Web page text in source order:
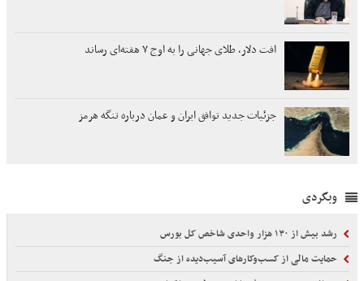
افت دلار، طلای جهانی را به اوج ۷ هفته‌ای رساند
جزئیات جدید توافق ایران و عمان درباره تنگه هرمز
وبگردی
رشد بیش از ۱۳۰ هزار واحدی شاخص کل بورس
حمایت مالی از کسب‌وکارهای آسیب‌دیده از جنگ